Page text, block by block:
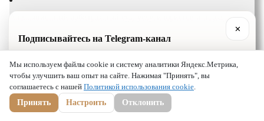
рассмотрения дел
Защита деловой репутации в арбитражном суде: порядок действий,
оценка ущерба и помощь арбитражных юристов
Мы используем файлы cookie и систему аналитики Яндекс.Метрика,
чтобы улучшить ваш опыт на сайте. Нажимая "Принять", вы
соглашаетесь с нашей Политикой использования cookie
Принять Настроить Отклонить
✕
Подписывайтесь на Telegram-канал
бизнеса от юристов «Шмелёва и Партнёры».
✈Подписаться в Telegram t.me/lawshmel
+7 (800) 201-56-52 +7 (8452) 30-90-56